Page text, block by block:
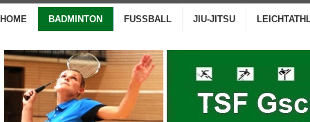
HOME BADMINTON FUSSBALL JIU-JITSU